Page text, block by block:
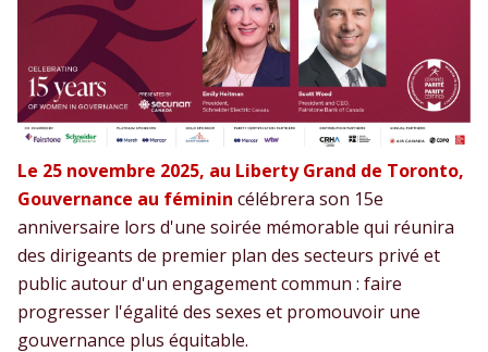
Le 25 novembre 2025, au Liberty Grand de Toronto,
Gouvernance au féminin célébrera son 15e
anniversaire lors d'une soirée mémorable qui réunira
des dirigeants de premier plan des secteurs privé et
public autour d'un engagement commun : faire
progresser l'égalité des sexes et promouvoir une
gouvernance plus équitable.